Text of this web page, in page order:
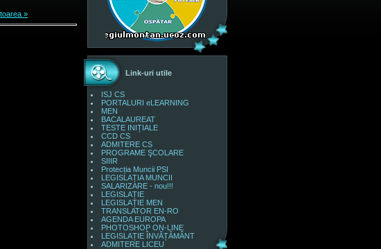
»
Link-uri utile
ISJ CS
PORTALURI eLEARNING
MEN
BACALAUREAT
TESTE INIȚIALE
CCD CS
ADMITERE CS
PROGRAME ŞCOLARE
SIIIR
Protecția Muncii PSI
LEGISLAȚIA MUNCII
SALARIZARE - nou!!!
LEGISLAȚIE
LEGISLAȚIE MEN
TRANSLATOR EN-RO
AGENDA EUROPA
PHOTOSHOP ON-LINE
LEGISLAȚIE ÎNVĂȚĂMÂNT
ADMITERE LICEU